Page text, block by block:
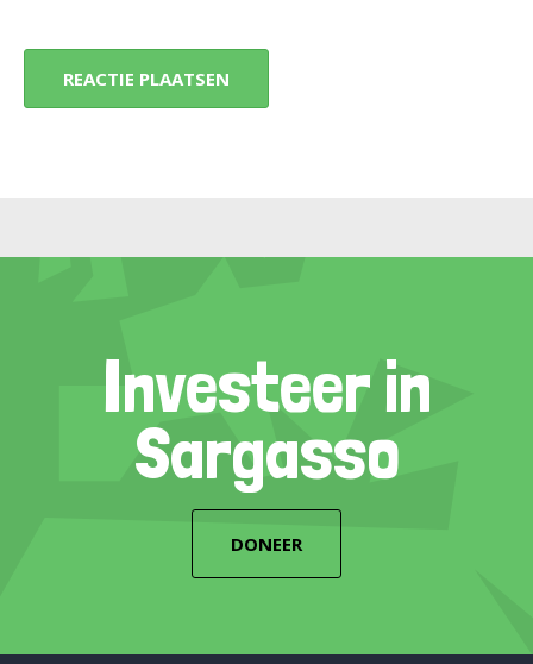
Investeer in
Sargasso
DONEER